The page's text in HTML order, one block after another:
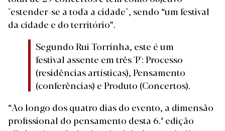
"estender-se a toda a cidade", sendo “um festival
da cidade e do território”.
Segundo Rui Torrinha, este é um
festival assente em três 'P': Processo
(residências artísticas), Pensamento
(conferências) e Produto (Concertos).
“Ao longo dos quatro dias do evento, a dimensão
profissional do pensamento desta 6.ª edição